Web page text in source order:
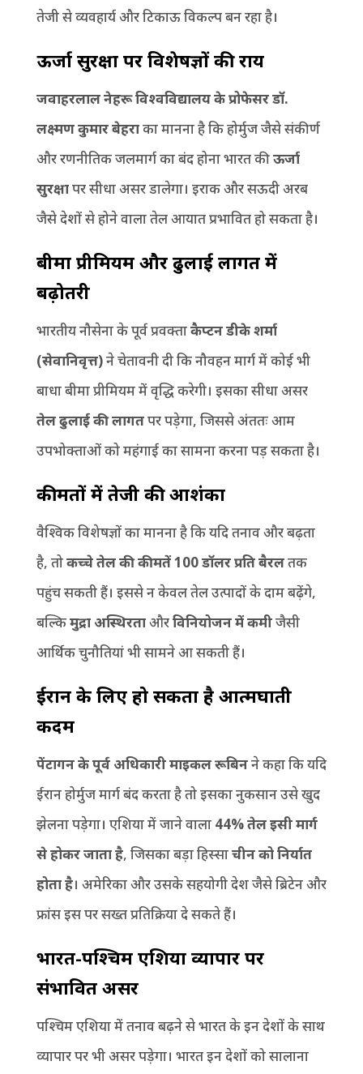
तेजी से व्यवहार्य और टिकाऊ विकल्प बन रहा है।
ऊर्जा सुरक्षा पर विशेषज्ञों की राय
जवाहरलाल नेहरू विश्वविद्यालय के प्रोफेसर डॉ.
लक्ष्मण कुमार बेहराका मानना है कि होर्मुज जैसे संकीर्ण
और रणनीतिक जलमार्ग का बंद होना भारत कीऊर्जा
सुरक्षापर सीधा असर डालेगा। इराक और सऊदी अरब
जैसे देशों से होने वाला तेल आयात प्रभावित हो सकता है।
बीमा प्रीमियम और ढुलाई लागत में
बढ़ोतरी
भारतीय नौसेना के पूर्व प्रवक्ताकैप्टन डीके शर्मा
(सेवानिवृत्त)ने चेतावनी दी कि नौवहन मार्ग में कोई भी
बाधा बीमा प्रीमियम में वृद्धि करेगी। इसका सीधा असर
तेल ढुलाई की लागतपर पड़ेगा, जिससे अंततः आम
उपभोक्ताओं को महंगाई का सामना करना पड़ सकता है।
कीमतों में तेजी की आशंका
वैश्विक विशेषज्ञों का मानना है कि यदि तनाव और बढ़ता
है, तोकच्चे तेल की कीमतें100 डॉलर प्रति बैरलतक
पहुंच सकती हैं। इससे न केवल तेल उत्पादों के दाम बढ़ेंगे,
बल्किमुद्रा अस्थिरताऔरविनियोजन में कमीजैसी
आर्थिक चुनौतियां भी सामने आ सकती हैं।
ईरान के लिए हो सकता है आत्मघाती
कदम
पेंटागन के पूर्व अधिकारी माइकल रूबिनने कहा कि यदि
ईरान होर्मुज मार्ग बंद करता है तो इसका नुकसान उसे खुद
झेलना पड़ेगा। एशिया में जाने वाला 44% तेल इसी मार्ग
से होकर जाता है, जिसका बड़ा हिस्साचीन को निर्यात
होता है। अमेरिका और उसके सहयोगी देश जैसे ब्रिटेन और
फ्रांस इस पर सख्त प्रतिक्रिया दे सकते हैं।
भारत-पश्चिम एशिया व्यापार पर
संभावित असर
पश्चिम एशिया में तनाव बढ़ने से भारत के इन देशों के साथ
व्यापार पर भी असर पड़ेगा। भारत इन देशों को सालाना